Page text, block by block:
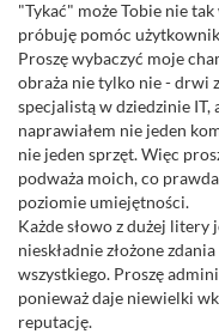
"Tykać" może Tobie nie
próbuję pomóc
Proszę wybaczyć moje
obraża nie tylko nie - drwi
specjalistą w dziedzinie IT,
naprawiałem nie jeden
nie jeden sprzęt. Więc
podważa moich, co
poziomie umiejętności.
Każde słowo z dużej
nieskładnie złożone
wszystkiego. Proszę
ponieważ daje niewielki
reputację.